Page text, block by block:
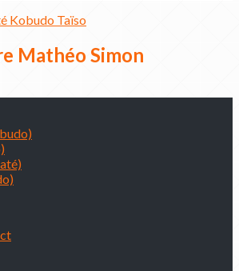
Kobudo Taïso
Mathéo Simon